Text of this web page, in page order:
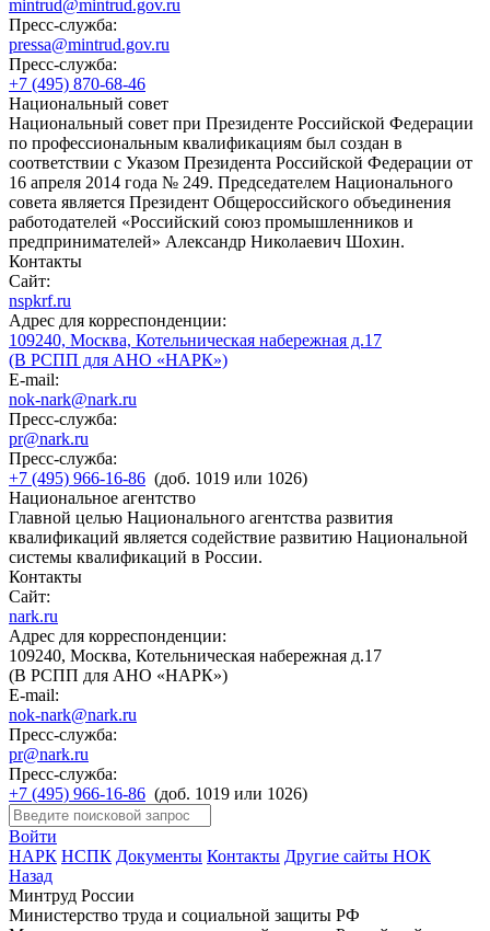
mintrud@mintrud.gov.ru
Пресс-служба:
pressa@mintrud.gov.ru
Пресс-служба:
+7 (495) 870-68-46
Национальный совет
Национальный совет при Президенте Российской Федерации
по профессиональным квалификациям был создан в
соответствии с Указом Президента Российской Федерации от
16 апреля 2014 года № 249. Председателем Национального
совета является Президент Общероссийского объединения
работодателей «Российский союз промышленников и
предпринимателей» Александр Николаевич Шохин.
Контакты
Сайт:
nspkrf.ru
Адрес для корреспонденции:
109240, Москва, Котельническая набережная д.17
(В РСПП для АНО «НАРК»)
E-mail:
nok-nark@nark.ru
Пресс-служба:
pr@nark.ru
Пресс-служба:
+7 (495) 966-16-86 (доб. 1019 или 1026)
Национальное агентство
Главной целью Национального агентства развития
квалификаций является содействие развитию Национальной
системы квалификаций в России.
Контакты
Сайт:
nark.ru
Адрес для корреспонденции:
109240, Москва, Котельническая набережная д.17
(В РСПП для АНО «НАРК»)
E-mail:
nok-nark@nark.ru
Пресс-служба:
pr@nark.ru
Пресс-служба:
+7 (495) 966-16-86 (доб. 1019 или 1026)
Войти
НАРК НСПК Документы Контакты Другие сайты НОК
Назад
Минтруд России
Министерство труда и социальной защиты РФ